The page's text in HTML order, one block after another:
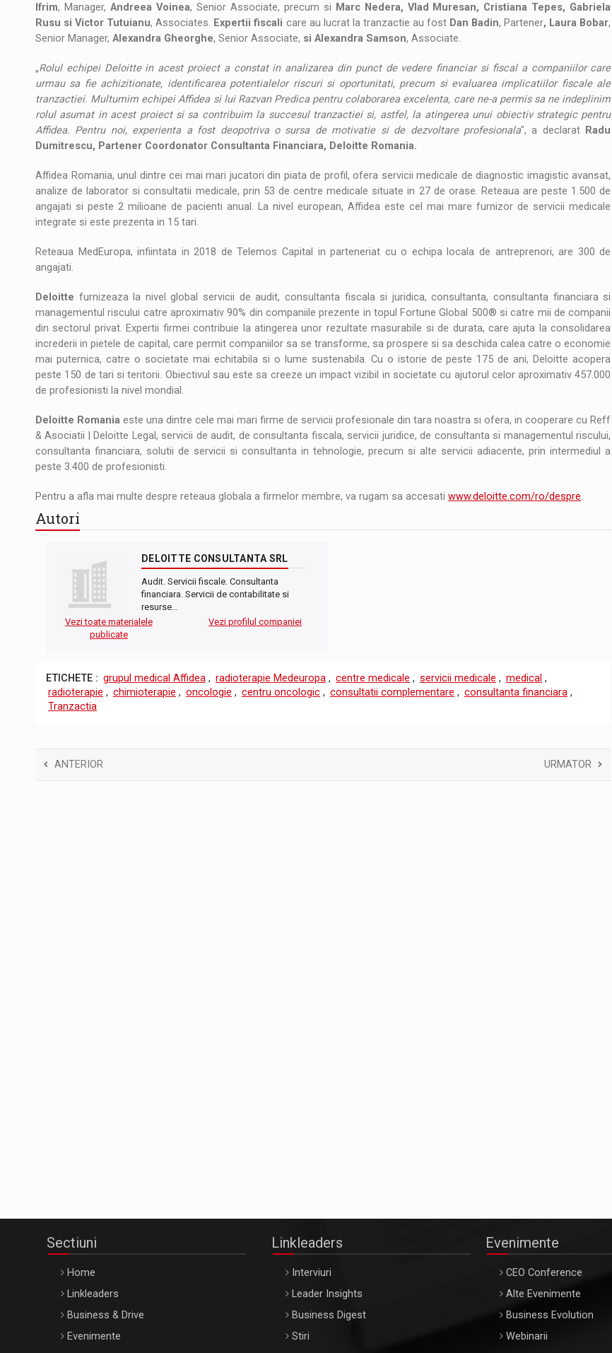
Ifrim, Manager, Andreea Voinea, Senior Associate, precum si Marc Nedera, Vlad Muresan, Cristiana Tepes, Gabriela
Rusu si Victor Tutuianu, Associates. Expertii fiscali care au lucrat la tranzactie au fost Dan Badin, Partener, Laura Bobar,
Senior Manager, Alexandra Gheorghe, Senior Associate, si Alexandra Samson, Associate.
„Rolul echipei Deloitte in acest proiect a constat in analizarea din punct de vedere financiar si fiscal a companiilor care
urmau sa fie achizitionate, identificarea potentialelor riscuri si oportunitati, precum si evaluarea implicatiilor fiscale ale
tranzactiei. Multumim echipei Affidea si lui Razvan Predica pentru colaborarea excelenta, care ne-a permis sa ne indeplinim
rolul asumat in acest proiect si sa contribuim la succesul tranzactiei si, astfel, la atingerea unui obiectiv strategic pentru
Affidea. Pentru noi, experienta a fost deopotriva o sursa de motivatie si de dezvoltare profesionala", a declarat Radu
Dumitrescu, Partener Coordonator Consultanta Financiara, Deloitte Romania.
Affidea Romania, unul dintre cei mai mari jucatori din piata de profil, ofera servicii medicale de diagnostic imagistic avansat,
analize de laborator si consultatii medicale, prin 53 de centre medicale situate in 27 de orase. Reteaua are peste 1.500 de
angajati si peste 2 milioane de pacienti anual. La nivel european, Affidea este cel mai mare furnizor de servicii medicale
integrate si este prezenta in 15 tari.
Reteaua MedEuropa, infiintata in 2018 de Telemos Capital in parteneriat cu o echipa locala de antreprenori, are 300 de
angajati.
Deloitte furnizeaza la nivel global servicii de audit, consultanta fiscala si juridica, consultanta, consultanta financiara si
managementul riscului catre aproximativ 90% din companiile prezente in topul Fortune Global 500® si catre mii de companii
din sectorul privat. Expertii firmei contribuie la atingerea unor rezultate masurabile si de durata, care ajuta la consolidarea
increderii in pietele de capital, care permit companiilor sa se transforme, sa prospere si sa deschida calea catre o economie
mai puternica, catre o societate mai echitabila si o lume sustenabila. Cu o istorie de peste 175 de ani, Deloitte acopera
peste 150 de tari si teritorii. Obiectivul sau este sa creeze un impact vizibil in societate cu ajutorul celor aproximativ 457.000
de profesionisti la nivel mondial.
Deloitte Romania este una dintre cele mai mari firme de servicii profesionale din tara noastra si ofera, in cooperare cu Reff
& Asociatii | Deloitte Legal, servicii de audit, de consultanta fiscala, servicii juridice, de consultanta si managementul riscului,
consultanta financiara, solutii de servicii si consultanta in tehnologie, precum si alte servicii adiacente, prin intermediul a
peste 3.400 de profesionisti.
Pentru a afla mai multe despre reteaua globala a firmelor membre, va rugam sa accesati www.deloitte.com/ro/despre.
Autori
DELOITTE CONSULTANTA SRL
Audit. Servicii fiscale. Consultanta
financiara. Servicii de contabilitate si
resurse…
Vezi toate materialele
publicate
Vezi profilul companiei
ETICHETE : grupul medical Affidea , radioterapie Medeuropa , centre medicale , servicii medicale , medical ,
radioterapie , chimioterapie , oncologie , centru oncologic , consultatii complementare , consultanta financiara ,
Tranzactia
ANTERIOR URMATOR
Sectiuni
Home
Linkleaders
Business & Drive
Evenimente
Linkleaders
Interviuri
Leader Insights
Business Digest
Stiri
Evenimente
CEO Conference
Alte Evenimente
Business Evolution
Webinarii